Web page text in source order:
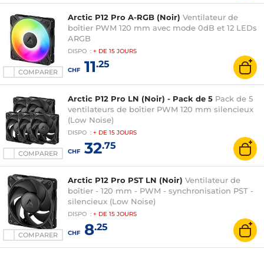
COMPARER
Arctic P12 Pro A-RGB (Noir) Ventilateur de
boîtier PWM 120 mm avec mode 0dB et 12 LEDs
ARGB
DISPO : + DE 15 JOURS
CHF11.25
COMPARER
Arctic P12 Pro LN (Noir) - Pack de 5 Pack de 5
ventilateurs de boîtier PWM 120 mm silencieux
(Low Noise)
DISPO : + DE 15 JOURS
CHF32.75
COMPARER
Arctic P12 Pro PST LN (Noir) Ventilateur de
boîtier - 120 mm - PWM - synchronisation PST -
silencieux (Low Noise)
DISPO : + DE 15 JOURS
CHF8.25